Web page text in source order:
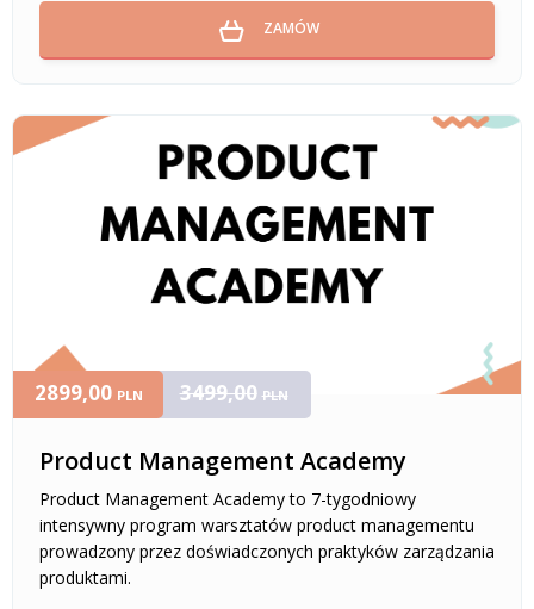
ZAMÓW
Product Management Academy
Product Management Academy to 7-tygodniowy
intensywny program warsztatów product managementu
prowadzony przez doświadczonych praktyków zarządzania
produktami.
2899,00 PLN 3499,00 PLN